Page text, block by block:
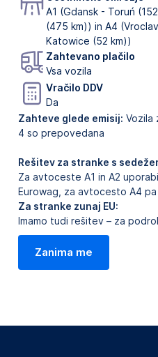
A1 (Gdansk - Toruń
(475 km)) in A4
Katowice (52 km))
Zahtevano plačilo
Vsa vozila
Vračilo DDV
Da
Zahteve glede emisij: Vozila
4 so prepovedana
Rešitev za stranke s
Za avtoceste A1 in A2
Eurowag, za avtocesto A4
Za stranke zunaj EU:
Imamo tudi rešitev – za
Zanima me